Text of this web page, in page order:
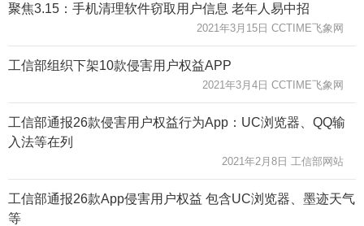
聚焦3.15：手机清理软件窃取用户信息 老年人易中招
2021年3月15日 CCTIME飞象网
工信部组织下架10款侵害用户权益APP
2021年3月4日 CCTIME飞象网
工信部通报26款侵害用户权益行为App：UC浏览器、QQ输
入法等在列
2021年2月8日 工信部网站
工信部通报26款App侵害用户权益 包含UC浏览器、墨迹天气
等